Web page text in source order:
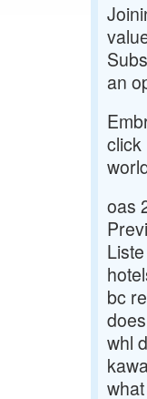
an
click
oas
bc
whl